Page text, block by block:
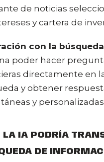
de noticias
y cartera de
con la
poder hacer
directamente en
y obtener
y
LA IA PODRÍA
DE